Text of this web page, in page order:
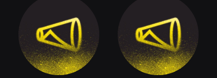
家希斯金
內容簡介
【節目介紹】
2023年成軍的「國家青年交響樂團 NSYO」，